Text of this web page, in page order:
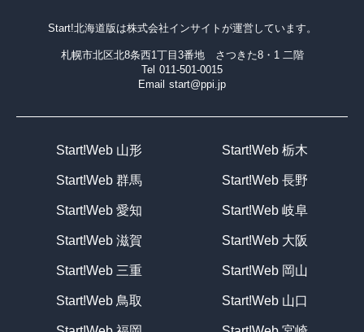
Start!北海道版は株式会社インサイト が運営しています。
札幌市北区北8条西1丁目3番地 さつきた8・1 二階
Tel 011-501-0015
Email start@ppi.jp
Start!Web 山形 Start!Web 栃木
Start!Web 群馬 Start!Web 長野
Start!Web 愛知 Start!Web 岐阜
Start!Web 滋賀 Start!Web 大阪
Start!Web 三重 Start!Web 岡山
Start!Web 鳥取 Start!Web 山口